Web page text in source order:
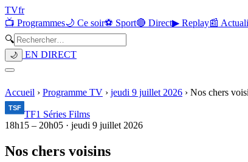
TVfr
📺 Programmes🌙 Ce soir⚽ Sport🔴 Direct▶ Replay📰
🔍
🌙 EN DIRECT
Accueil › Programme TV › jeudi 9 juillet 2026 › Nos chers
TF1 Séries Films
18h15 – 20h05 · jeudi 9 juillet 2026
Nos chers voisins